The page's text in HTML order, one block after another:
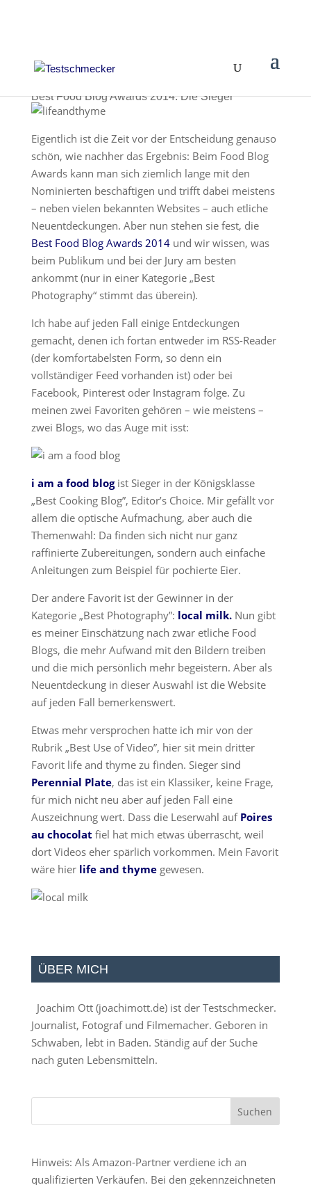
Best Food Blog Awards 2014: Die Sieger
Eigentlich ist die Zeit vor der Entscheidung genauso
schön, wie nachher das Ergebnis: Beim Food Blog
Awards kann man sich ziemlich lange mit den
Nominierten beschäftigen und trifft dabei meistens
– neben vielen bekannten Websites – auch etliche
Neuentdeckungen. Aber nun stehen sie fest, die
Best Food Blog Awards 2014und wir wissen, was
beim Publikum und bei der Jury am besten
ankommt (nur in einer Kategorie „Best
Photography“ stimmt das überein).
Ich habe auf jeden Fall einige Entdeckungen
gemacht, denen ich fortan entweder im RSS-Reader
(der komfortabelsten Form, so denn ein
vollständiger Feed vorhanden ist) oder bei
Facebook, Pinterest oder Instagram folge. Zu
meinen zwei Favoriten gehören – wie meistens –
zwei Blogs, wo das Auge mit isst:
i am a food blogist Sieger in der Königsklasse
„Best Cooking Blog”, Editor’s Choice. Mir gefällt vor
allem die optische Aufmachung, aber auch die
Themenwahl: Da finden sich nicht nur ganz
raffinierte Zubereitungen, sondern auch einfache
Anleitungen zum Beispiel für pochierte Eier.
Der andere Favorit ist der Gewinner in der
Kategorie „Best Photography”: local milk.Nun gibt
es meiner Einschätzung nach zwar etliche Food
Blogs, die mehr Aufwand mit den Bildern treiben
und die mich persönlich mehr begeistern. Aber als
Neuentdeckung in dieser Auswahl ist die Website
auf jeden Fall bemerkenswert.
Etwas mehr versprochen hatte ich mir von der
Rubrik „Best Use of Video”, hier sit mein dritter
Favorit life and thyme zu finden. Sieger sind
Perennial Plate, das ist ein Klassiker, keine Frage,
für mich nicht neu aber auf jeden Fall eine
Auszeichnung wert. Dass die Leserwahl auf Poires
au chocolat fiel hat mich etwas überrascht, weil
dort Videos eher spärlich vorkommen. Mein Favorit
wäre hier life and thymegewesen.
ÜBER MICH
Joachim Ott (joachimott.de) ist der Testschmecker.
Journalist, Fotograf und Filmemacher. Geboren in
Schwaben, lebt in Baden. Ständig auf der Suche
nach guten Lebensmitteln.
Hinweis: Als Amazon-Partner verdiene ich an
qualifizierten Verkäufen. Bei den gekennzeichneten